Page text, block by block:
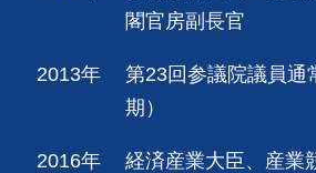
閣官房副長官
2013年
第23回参議院議員通
期）
2016年
経済産業大臣、産業